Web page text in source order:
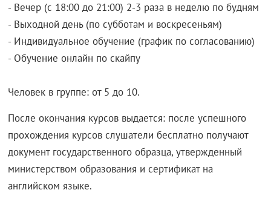
- Вечер (с 18:00 до 21:00) 2-3 раза в неделю по будням
- Выходной день (по субботам и воскресеньям)
- Индивидуальное обучение (график по согласованию)
- Обучение онлайн по скайпу
Человек в группе: от 5 до 10.
После окончания курсов выдается: после успешного
прохождения курсов слушатели бесплатно получают
документ государственного образца, утвержденный
министерством образования и сертификат на
английском языке.